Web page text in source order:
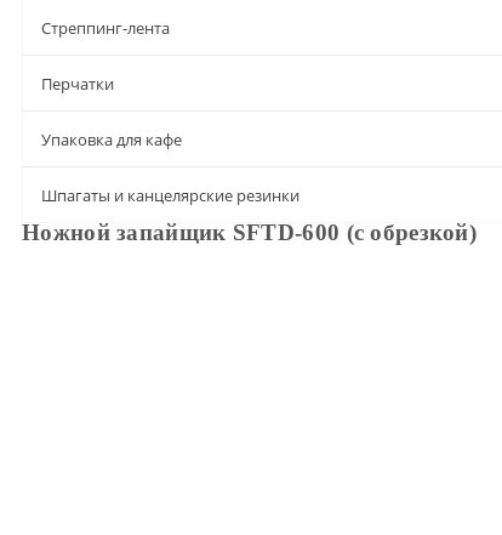
Стреппинг-лента
Перчатки
Упаковка для кафе
Шпагаты и канцелярские резинки
Ножной запайщик SFTD-600 (с обрезкой)